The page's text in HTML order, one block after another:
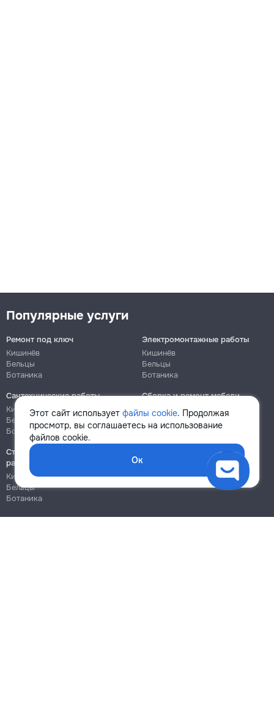
Этот сайт использует файлы cookie. Продолжая
просмотр, вы соглашаетесь на использование
файлов cookie.
Ок
Популярные услуги
Ремонт под ключ
Кишинёв
Бельцы
Ботаника
Электромонтажные работы
Кишинёв
Бельцы
Ботаника
Сантехнические работы
Кишинёв
Бельцы
Ботаника
Сборка и ремонт мебели
Кишинёв
Ботаника
Строительно-монтажные
работы
Кишинёв
Бельцы
Ботаника